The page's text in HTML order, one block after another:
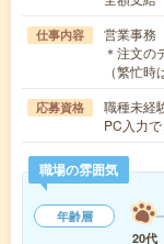
仕事内容
営業事務
＊注文の
（繁忙
応募資格
職種未経
PC入力
職場の雰囲気
年齢層
20代